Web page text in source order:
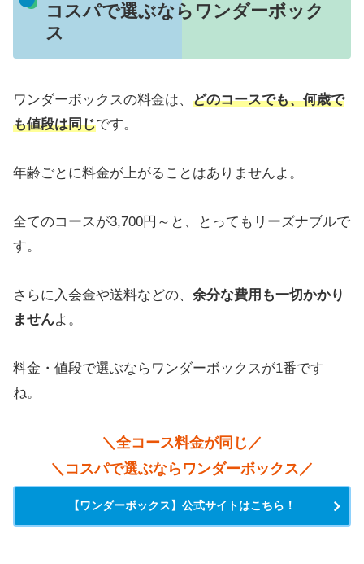
コスパで選ぶならワンダーボック
ス
ワンダーボックスの料金は、 どのコースでも、何歳で
も値段は同じです。
年齢ごとに料金が上がることはありませんよ。
全てのコースが3,700円～と、とってもリーズナブルで
す。
さらに入会金や送料などの、 余分な費用も一切かかり
ませんよ。
料金・値段で選ぶならワンダーボックスが1番です
ね。
＼全コース料金が同じ／
＼コスパで選ぶならワンダーボックス／
【ワンダーボックス】公式サイトはこちら！